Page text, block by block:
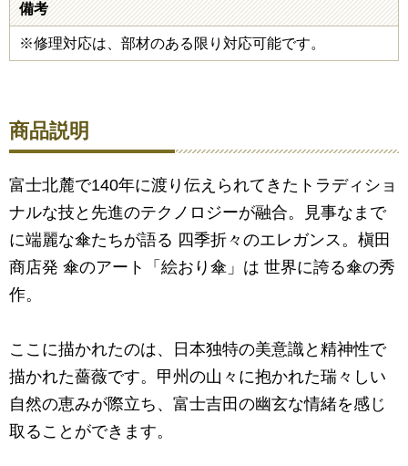
備考
※修理対応は、部材のある限り対応可能です。
商品説明
富士北麓で140年に渡り伝えられてきたトラディショ
ナルな技と先進のテクノロジーが融合。見事なまで
に端麗な傘たちが語る 四季折々のエレガンス。槇田
商店発 傘のアート「絵おり傘」は 世界に誇る傘の秀
作。
ここに描かれたのは、日本独特の美意識と精神性で
描かれた薔薇です。甲州の山々に抱かれた瑞々しい
自然の恵みが際立ち、富士吉田の幽玄な情緒を感じ
取ることができます。